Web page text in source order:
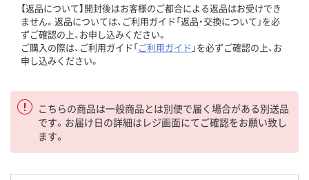
【返品について】開封後はお客様のご都合による返品はお受けでき
ません。返品については、ご利用ガイド「返品・交換について」を必
ずご確認の上、お申し込みください。
ご購入の際は、ご利用ガイド「ご利用ガイド 」を必ずご確認の上、お
申し込みください。
こちらの商品は一般商品とは別便で届く場合がある別送品
です。お届け日の詳細はレジ画面にてご確認をお願い致し
ます。